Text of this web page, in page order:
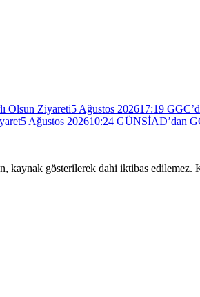
Olsun Ziyareti5 Ağustos 202617:19
5 Ağustos 202610:24 GÜNSİAD’dan
kaynak gösterilerek dahi iktibas edilemez.